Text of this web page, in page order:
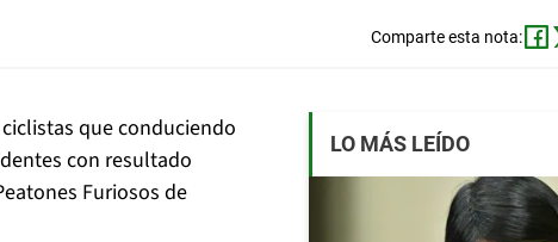
Comparte esta nota:
que conduciendo
con resultado
Furiosos de
LO MÁS LEÍDO